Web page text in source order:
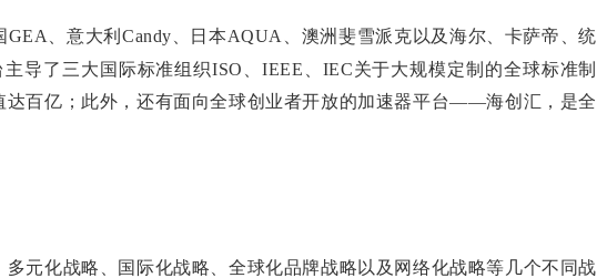
、意大利Candy、日本AQUA、澳洲斐雪派克以及海尔、卡萨帝、统
导了三大国际标准组织ISO、IEEE、IEC关于大规模定制的全球标准制
达百亿；此外，还有面向全球创业者开放的加速器平台——海创汇，是全
元化战略、国际化战略、全球化品牌战略以及网络化战略等几个不同战